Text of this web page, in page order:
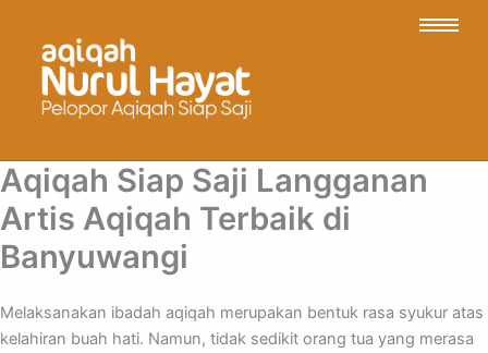
Aqiqah Siap Saji Langganan
Artis Aqiqah Terbaik di
Banyuwangi
Melaksanakan ibadah aqiqah merupakan bentuk rasa syukur atas
kelahiran buah hati. Namun, tidak sedikit orang tua yang merasa